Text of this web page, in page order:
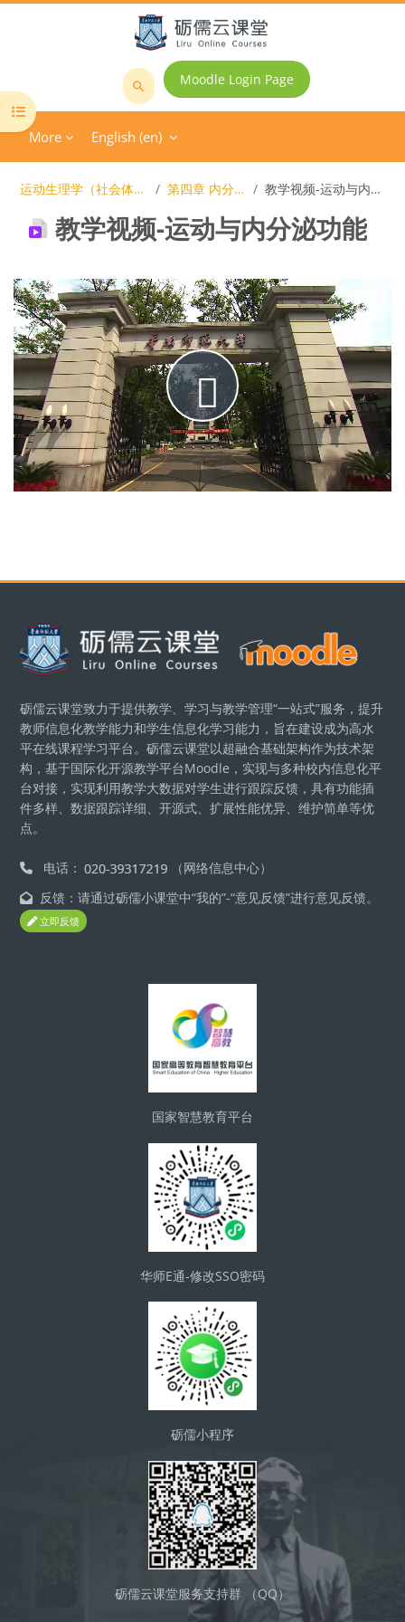
Search
Moodle Login Page
More English ‎(en)‎
Open course index
运动生理学（社会体育专业） 第四章 内分泌调节 教学视频-运动与内分泌功能
教学视频-运动与内分泌功能
Completion requirements
Play
Video
Blocks
砺儒云课堂致力于提供教学、学习与教学管理“一站式”服务，提升
教师信息化教学能力和学生信息化学习能力，旨在建设成为高水
平在线课程学习平台。砺儒云课堂以超融合基础架构作为技术架
构，基于国际化开源教学平台Moodle，实现与多种校内信息化平
台对接，实现利用教学大数据对学生进行跟踪反馈，具有功能插
件多样、数据跟踪详细、开源式、扩展性能优异、维护简单等优
点。
电话：
（网络信息中心）
反馈：请通过砺儒小课堂中“我的”-“意见反馈”进行意见反馈。
立即反馈
国家智慧教育平台
华师E通-修改SSO密码
砺儒小程序
砺儒云课堂服务支持群 （QQ）